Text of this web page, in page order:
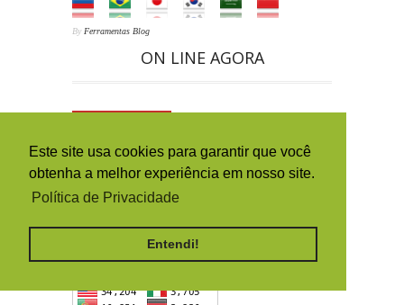
Este site usa cookies para garantir que você
obtenha a melhor experiência em nosso site.
Política de Privacidade
Entendi!
By Ferramentas Blog
ON LINE AGORA
HISTÓRICO DA ORIGEM DOS
ACESSOS (PAÍSES)